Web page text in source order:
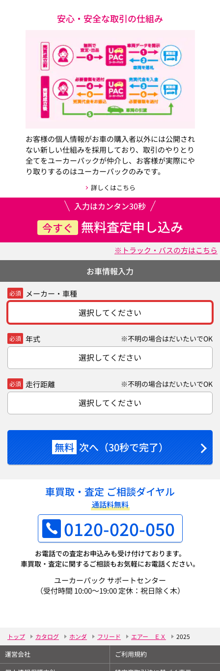
安心・安全な取引の仕組み
お客様の個人情報がお車の購入者以外には公開され
ない新しい仕組みを採用しており、取引のやりとり
全てをユーカーパックが仲介し、お客様が実際にや
り取りするのはユーカーパックのみです。
詳しくはこちら
入力はカンタン30秒
今すぐ 無料査定申し込み
※トラック・バスの方はこちら
お車情報入力
必須 メーカー・車種
選択してください
必須 年式 ※不明の場合はだいたいでOK
選択してください
必須 走行距離 ※不明の場合はだいたいでOK
選択してください
無料 次へ（30秒で完了）
車買取・査定 ご相談ダイヤル
通話料無料
0120-020-050
お電話での査定お申込みも受け付けております。
車買取・査定に関するご相談もお気軽にお電話ください。
ユーカーパック サポートセンター
（受付時間 10:00～19:00 定休：祝日除く木）
トップ カタログ ホンダ フリード エアー ＥＸ 2025
運営会社
ご利用規約